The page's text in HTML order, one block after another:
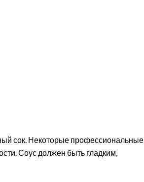
сок. Некоторые профессиональные
Соус должен быть гладким,